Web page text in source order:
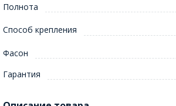
Полнота
Способ крепления
Фасон
Гарантия